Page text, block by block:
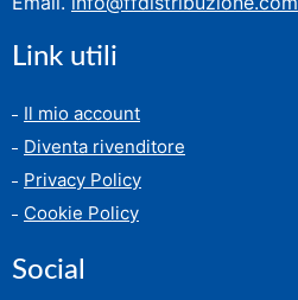
Link utili
Il mio account
Diventa rivenditore
Privacy Policy
Cookie Policy
Social